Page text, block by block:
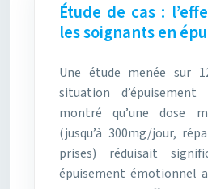
Étude de cas :
les soignants en
Une étude menée sur
situation
montré qu’une dose
(jusqu’à 300mg/jour,
prises) réduisait
épuisement émotionnel